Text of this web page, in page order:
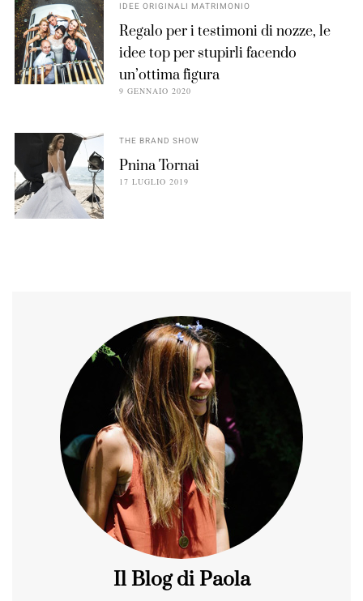
IDEE ORIGINALI MATRIMONIO
Regalo per i testimoni di nozze, le
idee top per stupirli facendo
un’ottima figura
9 GENNAIO 2020
THE BRAND SHOW
Pnina Tornai
17 LUGLIO 2019
Il Blog di Paola